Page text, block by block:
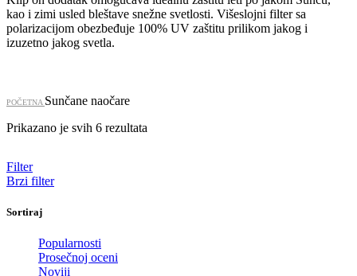
kao i zimi usled bleštave snežne svetlosti. Višeslojni filter sa
polarizacijom obezbeđuje 100% UV zaštitu prilikom jakog i
izuzetno jakog svetla.
POČETNA Sunčane naočare
Prikazano je svih 6 rezultata
Filter
Brzi filter
Sortiraj
Popularnosti
Prosečnoj oceni
Noviji